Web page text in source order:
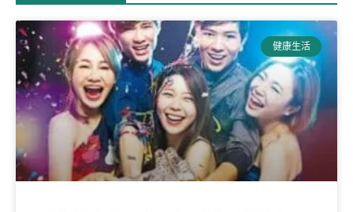
健康生活